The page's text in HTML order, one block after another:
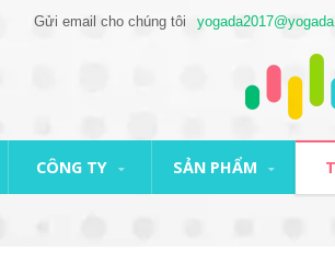
Gửi email cho chúng tôi
CÔNG TY SẢN PHẨM